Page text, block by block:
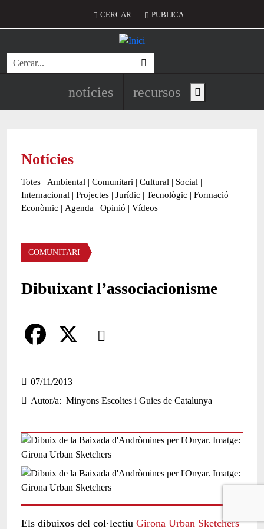
Menú del compte d'usuari
CERCAR PUBLICA
Cerca
Navegació principal de
notícies recursos Show main menu
Notícies
Totes | Ambiental | Comunitari | Cultural | Social |
Internacional | Projectes | Jurídic | Tecnològic | Formació |
Econòmic | Agenda | Opinió | Vídeos
Àmbit de la notícia
COMUNITARI
Dibuixant l’associacionisme
Comparteix
a
c
b
o
o
k
07/11/2013
Autor/a
Minyons Escoltes i Guies de Catalunya
Els dibuixos del col·lectiu Girona Urban Sketchers